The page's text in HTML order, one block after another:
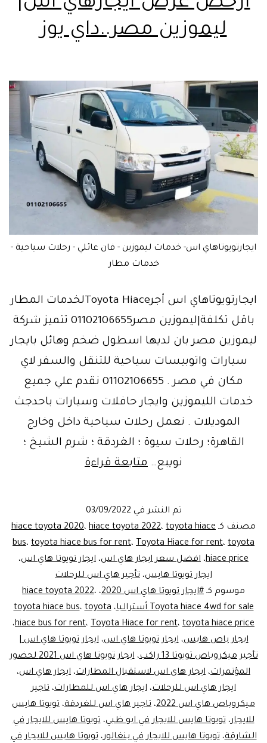
ليموزين مصر..داي يوز
ايجارتويوتاهاي اس- خدمات ليموزين - فان عائلي - رحلات سياحية -
خدمات مطار
ايجارتويوتاهاي اس أجرToyota Hiaceلخدمات المطار
باقل تكلفة|ليموزين مصر01102106655 تتميز شركة
ليموزين مصر بان لديها اسطول ضخم وهائل بايجار
سيارات واتوبيسات سياحية للتنقل والسفر لاي
مكان في مصر . 01102106655 نقدم علي جميع
خدمات الليموزين وايجار حافلات وسيارات باحدجث
الموديلات . نعمل رحلات سياحية داخل وخارج
القاهرة؛ رحلات سيوة ؛ الغردقة ؛ شرم الشيخ ؛
نويبع… متابعة قراءةارخص
اس|
ليموزين
مصر..داي
يوز
تم النشر في 03/09/2022
مصنف كـ
hiace toyota 2020، hiace toyota 2022، toyota hiace
bus، toyota hiace bus for rent، Toyota Hiace for rent، toyota
hiace price، افضل سعر ايجار هاي اس، ايجار تويوتا هاي اس،
ايجار تويوتا هايس، تأجير هاي اس للرحلات
موسوم كـ #ايجار تويوتا هاي اس 2020 ، hiace toyota 2022،
Toyota hiace 4wd for sale أستراليا
، toyota hiace bus،toyota
hiace bus for rent، Toyota Hiace for rent، toyota hiace price
،
ايجار باص هايس،ايجار تويوتا هاي اس،ايجار تويوتا هاي اس |
تأجير ميكروباص تويوتا 13 راكب
،
ايجار تويوتا هاي اس 2021 لحضور
المؤتمرات، ايجار هاى اس لاستقبال المطارات، ايجار هاي اس،
ايجار هاي اس للرحلات، ايجار هاي اس للمطارات، تاجير
ميكروباص هاي اس 2022
، تاجير هاي اس للغردقة، تويوتا هايس
للايجار،تويوتا هايس للايجار في ابو ظبي،تويوتا هايس للايجار في
الشارقة،تويوتا هايس للايجار في بنغالور،تويوتا هايس للايجار في